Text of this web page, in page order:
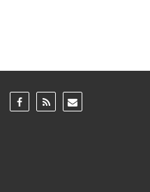
Gå
til:
Gå
til:
Gå
til: